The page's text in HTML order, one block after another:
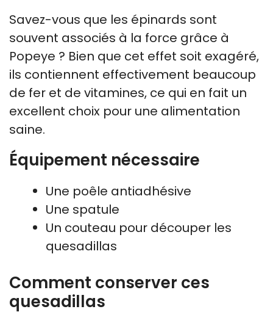
Savez-vous que les épinards sont
souvent associés à la force grâce à
Popeye ? Bien que cet effet soit exagéré,
ils contiennent effectivement beaucoup
de fer et de vitamines, ce qui en fait un
excellent choix pour une alimentation
saine.
Équipement nécessaire
Une poêle antiadhésive
Une spatule
Un couteau pour découper les
quesadillas
Comment conserver ces
quesadillas